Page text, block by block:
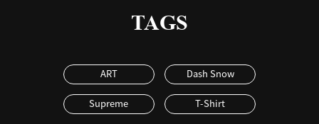
TAGS
ART Dash Snow
Supreme T-Shirt